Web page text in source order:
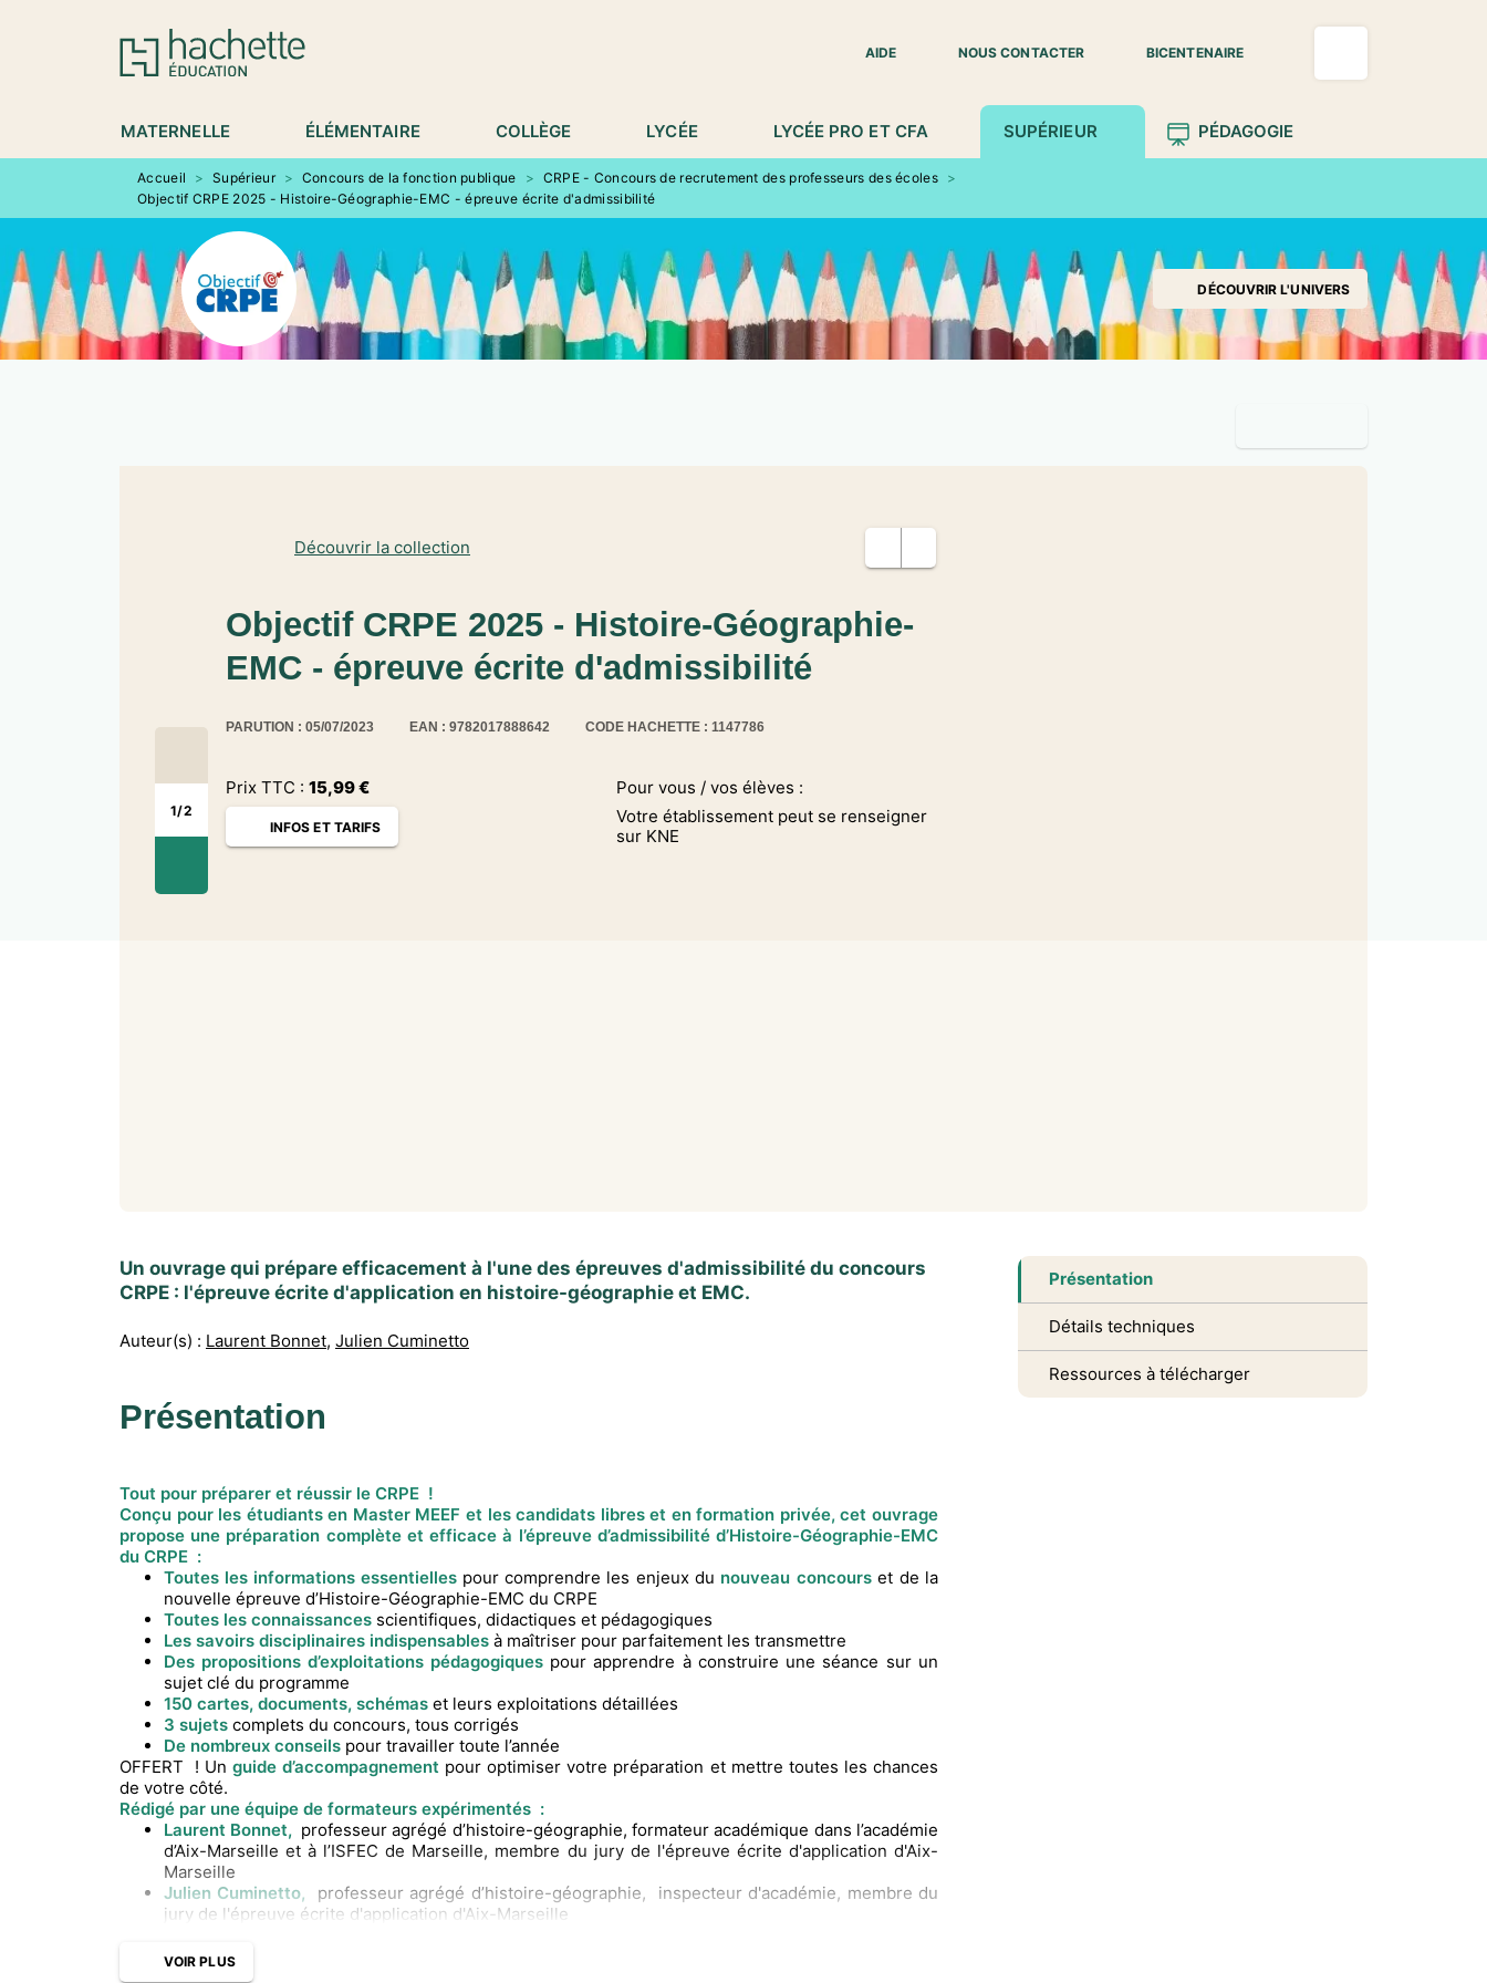
MENU RECHERCHE
AIDE
NOUS CONTACTER BICENTENAIRE
MATERNELLE ÉLÉMENTAIRE COLLÈGE LYCÉE LYCÉE PRO ET CFA SUPÉRIEUR PÉDAGOGIE
Accueil > Supérieur > Concours de la fonction publique > CRPE - Concours de recrutement des professeurs des écoles
>
Objectif CRPE 2025 - Histoire-Géographie-EMC - épreuve écrite d'admissibilité
DÉCOUVRIR L'UNIVERS
1/2
Découvrir la collection
Objectif CRPE 2025 - Histoire-Géographie-
EMC - épreuve écrite d'admissibilité
PARUTION : 05/07/2023 EAN : 9782017888642 CODE HACHETTE : 1147786
Prix TTC : 15,99€
INFOS ET TARIFS
Pour vous / vos élèves :
Votre établissement peut se renseigner
sur KNE
Un ouvrage qui prépare efficacement à l'une des épreuves d'admissibilité du concours
CRPE : l'épreuve écrite d'application en histoire-géographie et EMC.
Auteur(s) : Laurent Bonnet, Julien Cuminetto
Présentation
Tout pour préparer et réussir le CRPE !
Conçu pour les étudiants en Master MEEF et les candidats libres et en formation privée, cet ouvrage
propose une préparation complète et efficace à l’épreuve d’admissibilité d’Histoire-Géographie-EMC
du CRPE :
Toutes les informations essentielles pour comprendre les enjeux du nouveau concours et de la
nouvelle épreuve d’Histoire-Géographie-EMC du CRPE
Toutes les connaissances scientifiques, didactiques et pédagogiques
Les savoirs disciplinaires indispensables à maîtriser pour parfaitement les transmettre
Des propositions d’exploitations pédagogiques pour apprendre à construire une séance sur un
sujet clé du programme
150 cartes, documents, schémas et leurs exploitations détaillées
3 sujets complets du concours, tous corrigés
De nombreux conseils pour travailler toute l’année
OFFERT ! Un guide d’accompagnement pour optimiser votre préparation et mettre toutes les chances
de votre côté.
Rédigé par une équipe de formateurs expérimentés :
Laurent Bonnet, professeur agrégé d’histoire-géographie, formateur académique dans l’académie
d’Aix-Marseille et à l’ISFEC de Marseille, membre du jury de l'épreuve écrite d'application d'Aix-
Marseille
Julien Cuminetto, professeur agrégé d’histoire-géographie, inspecteur d'académie, membre du
jury de l'épreuve écrite d'application d'Aix-Marseille
VOIR PLUS
Présentation
Détails techniques
Ressources à télécharger